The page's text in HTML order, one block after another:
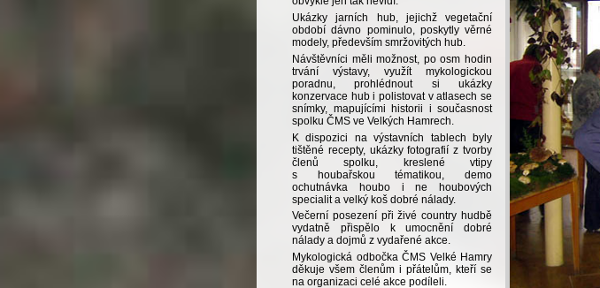
Ukázky jarních hub, jejichž vegetační
období dávno pominulo, poskytly věrné
modely, především smržovitých hub.
Návštěvníci měli možnost, po osm hodin
trvání výstavy, využít mykologickou
poradnu, prohlédnout si ukázky
konzervace hub i polistovat v atlasech se
snímky, mapujícími historii i současnost
spolku ČMS ve Velkých Hamrech.
K dispozici na výstavních tablech byly
tištěné recepty, ukázky fotografií z tvorby
členů spolku, kreslené vtipy
s houbařskou tématikou, demo
ochutnávka houbo i ne houbových
specialit a velký koš dobré nálady.
Večerní posezení při živé country hudbě
vydatně přispělo k umocnění dobré
nálady a dojmů z vydařené akce.
Mykologická odbočka ČMS Velké Hamry
děkuje všem členům i přátelům, kteří se
na organizaci celé akce podíleli.